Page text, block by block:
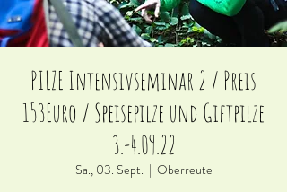
PILZE Intensivseminar 2 / Preis
153Euro / Speisepilze und Giftpilze
3.-4.09.22
Sa., 03. Sept.
  |
Oberreute